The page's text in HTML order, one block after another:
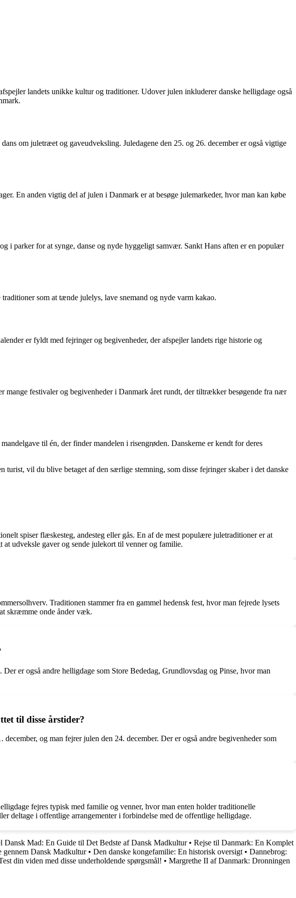
landets unikke kultur og traditioner. Udover julen inkluderer danske helligdage også
om juletræet og gaveudveksling. Juledagene den 25. og 26. december er også vigtige
En anden vigtig del af julen i Danmark er at besøge julemarkeder, hvor man kan købe
i parker for at synge, danse og nyde hyggeligt samvær. Sankt Hans aften er en populær
som at tænde julelys, lave snemand og nyde varm kakao.
er fyldt med fejringer og begivenheder, der afspejler landets rige historie og
festivaler og begivenheder i Danmark året rundt, der tiltrækker besøgende fra nær
til én, der finder mandelen i risengrøden. Danskerne er kendt for deres
vil du blive betaget af den særlige stemning, som disse fejringer skaber i det danske
spiser flæskesteg, andesteg eller gås. En af de mest populære juletraditioner er at
udveksle gaver og sende julekort til venner og familie.
Traditionen stammer fra en gammel hedensk fest, hvor man fejrede lysets
skræmme onde ånder væk.
er også andre helligdage som Store Bededag, Grundlovsdag og Pinse, hvor man
til disse årstider?
og man fejrer julen den 24. december. Der er også andre begivenheder som
fejres typisk med familie og venner, hvor man enten holder traditionelle
deltage i offentlige arrangementer i forbindelse med de offentlige helligdage.
Dansk Mad: En Guide til Det Bedste af Dansk Madkultur• Rejse til Danmark: En Komplet
gennem Dansk Madkultur• Den danske kongefamilie: En historisk oversigt • Dannebrog:
din viden med disse underholdende spørgsmål! • Margrethe II af Danmark: Dronningen